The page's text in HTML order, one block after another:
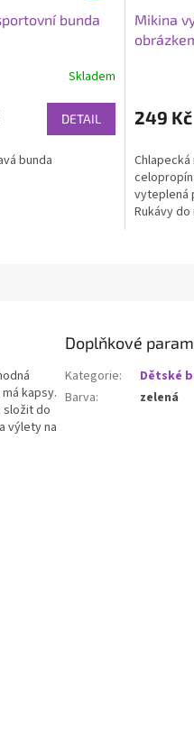
bunda
Skladem
DETAIL
bunda
Mikina
249 Kč
Chlapecká
vyteplená
Rukávy
kapsy.
složit do
výlety na
Doplňkové
Kategorie:
Dětské
Barva: zelená